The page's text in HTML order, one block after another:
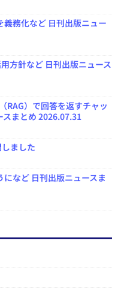
務化など 日刊出版ニュー
方針など 日刊出版ニュース
RAG）で回答を返すチャッ
スまとめ 2026.07.31
ました
など 日刊出版ニュースま